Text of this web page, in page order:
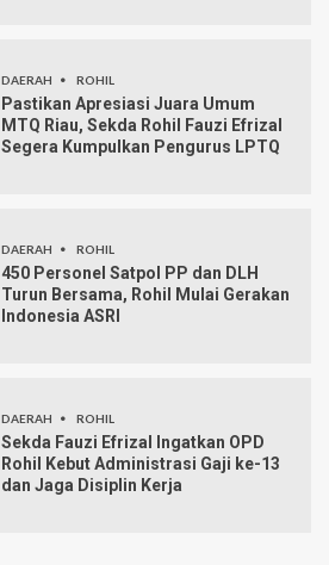
DAERAH ROHIL
Pastikan Apresiasi Juara Umum
MTQ Riau, Sekda Rohil Fauzi Efrizal
Segera Kumpulkan Pengurus LPTQ
DAERAH ROHIL
450 Personel Satpol PP dan DLH
Turun Bersama, Rohil Mulai Gerakan
Indonesia ASRI
DAERAH ROHIL
Sekda Fauzi Efrizal Ingatkan OPD
Rohil Kebut Administrasi Gaji ke-13
dan Jaga Disiplin Kerja